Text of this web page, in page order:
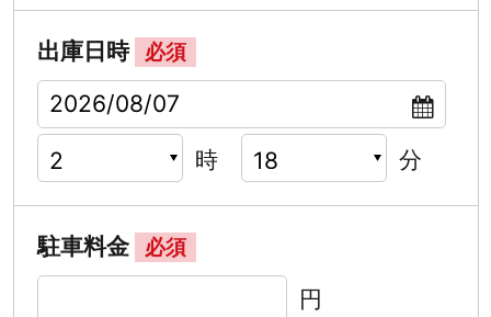
出庫日時 必須
時 分
駐車料金 必須
円